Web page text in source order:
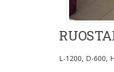
L-1200, D-600,